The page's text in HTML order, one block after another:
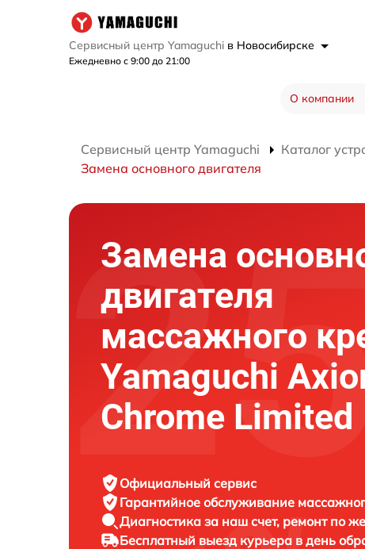
Сервисный центр Yamaguchi в Новосибирске
Ежедневно с 9:00 до 21:00
О компании
Сервисный центр Yamaguchi Каталог
Замена основного двигателя
Замена
двигателя
массажного
Yamaguchi
Chrome Limited
Официальный сервис
Гарантийное обслуживание
Диагностика за наш счет, ремонт по
Бесплатный выезд курьера в день